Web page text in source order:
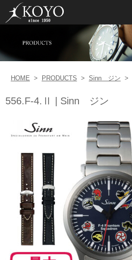
HOME > PRODUCTS > Sinn ジン >
556.F-4.Ⅱ | Sinn ジン